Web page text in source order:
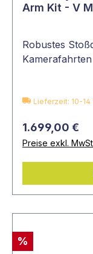
Arm Kit - V
Robustes
Lieferzeit: 10-14
1.699,00 €
Preise exkl.
%